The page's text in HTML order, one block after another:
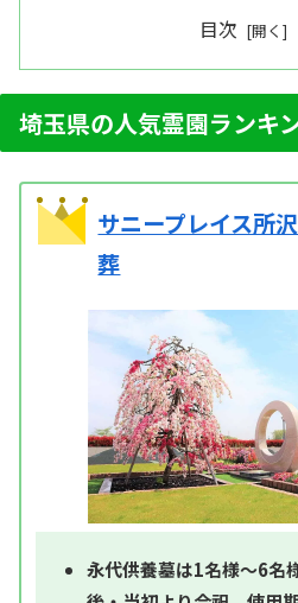
目次
埼玉県の人気霊園ランキ
サニープレイス所
葬
永代供養墓は1名様～6名